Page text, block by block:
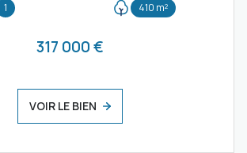
1 410 m²
317 000 €
VOIR LE BIEN